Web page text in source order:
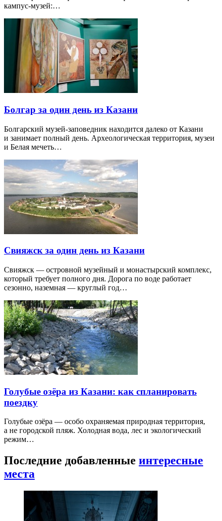
кампус-музей:…
Болгар за один день из Казани
Болгарский музей-заповедник находится далеко от Казани
и занимает полный день. Археологическая территория, музеи
и Белая мечеть…
Свияжск за один день из Казани
Свияжск — островной музейный и монастырский комплекс,
который требует полного дня. Дорога по воде работает
сезонно, наземная — круглый год…
Голубые озёра из Казани: как спланировать
поездку
Голубые озёра — особо охраняемая природная территория,
а не городской пляж. Холодная вода, лес и экологический
режим…
Последние добавленные интересные
места